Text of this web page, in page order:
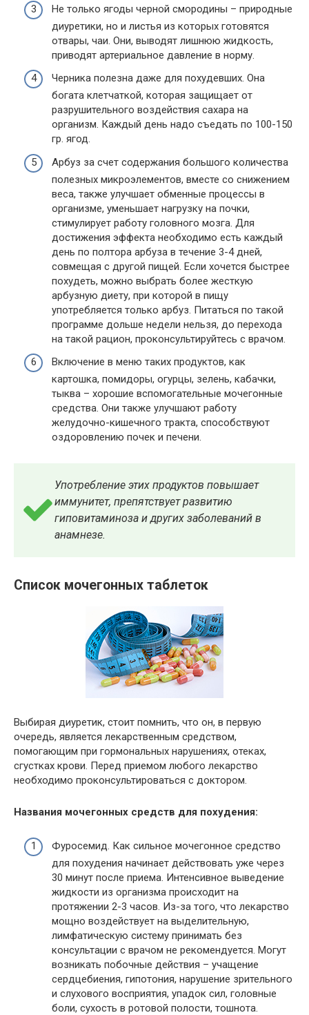
Не только ягоды черной смородины – природные
диуретики, но и листья из которых готовятся
отвары, чаи. Они, выводят лишнюю жидкость,
приводят артериальное давление в норму.
Черника полезна даже для похудевших. Она
богата клетчаткой, которая защищает от
разрушительного воздействия сахара на
организм. Каждый день надо съедать по 100-150
гр. ягод.
Арбуз за счет содержания большого количества
полезных микроэлементов, вместе со снижением
веса, также улучшает обменные процессы в
организме, уменьшает нагрузку на почки,
стимулирует работу головного мозга. Для
достижения эффекта необходимо есть каждый
день по полтора арбуза в течение 3-4 дней,
совмещая с другой пищей. Если хочется быстрее
похудеть, можно выбрать более жесткую
арбузную диету, при которой в пищу
употребляется только арбуз. Питаться по такой
программе дольше недели нельзя, до перехода
на такой рацион, проконсультируйтесь с врачом.
Включение в меню таких продуктов, как
картошка, помидоры, огурцы, зелень, кабачки,
тыква – хорошие вспомогательные мочегонные
средства. Они также улучшают работу
желудочно-кишечного тракта, способствуют
оздоровлению почек и печени.
Употребление этих продуктов повышает
иммунитет, препятствует развитию
гиповитаминоза и других заболеваний в
анамнезе.
Список мочегонных таблеток
Выбирая диуретик, стоит помнить, что он, в первую
очередь, является лекарственным средством,
помогающим при гормональных нарушениях, отеках,
сгустках крови. Перед приемом любого лекарство
необходимо проконсультироваться с доктором.
Названия мочегонных средств для похудения:
Фуросемид. Как сильное мочегонное средство
для похудения начинает действовать уже через
30 минут после приема. Интенсивное выведение
жидкости из организма происходит на
протяжении 2-3 часов. Из-за того, что лекарство
мощно воздействует на выделительную,
лимфатическую систему принимать без
консультации с врачом не рекомендуется. Могут
возникать побочные действия – учащение
сердцебиения, гипотония, нарушение зрительного
и слухового восприятия, упадок сил, головные
боли, сухость в ротовой полости, тошнота.